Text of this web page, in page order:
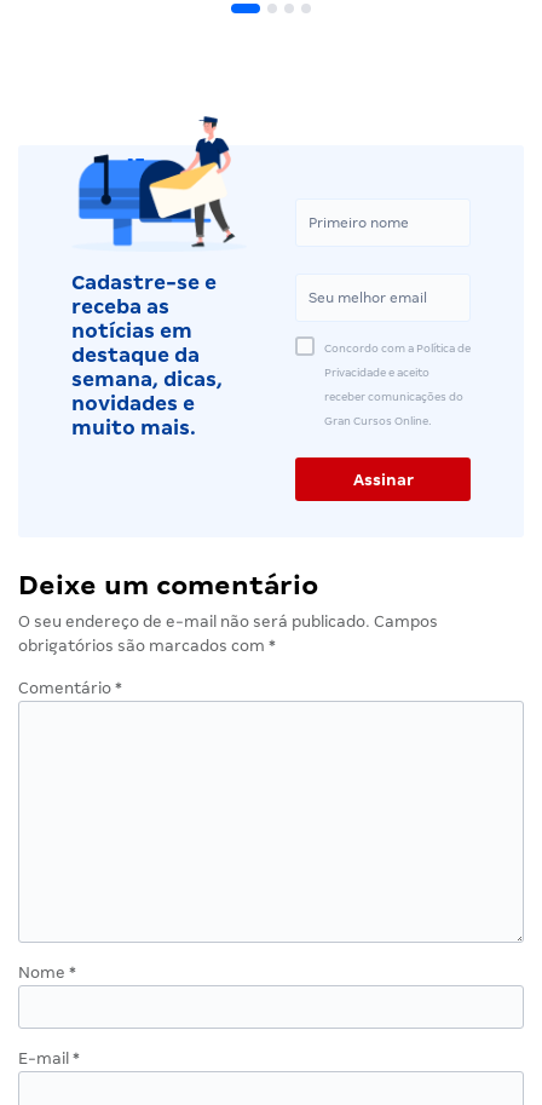
Cadastre-se e
receba as
notícias em
destaque da
semana, dicas,
novidades e
muito mais.
Concordo com a Política de
Privacidade e aceito
receber comunicações do
Gran Cursos Online.
Deixe um comentário
O seu endereço de e-mail não será publicado. Campos
obrigatórios são marcados com *
Comentário *
Nome *
E-mail *